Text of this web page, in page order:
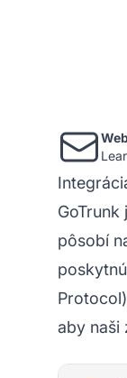
pôsobí
aby naši